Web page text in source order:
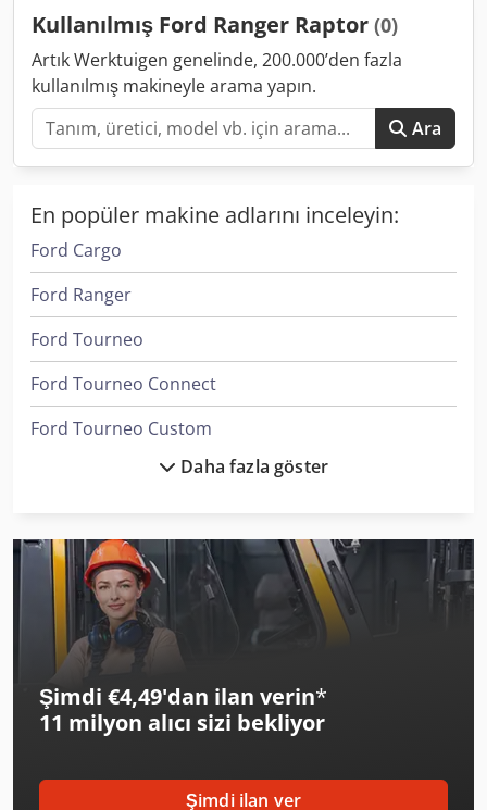
Kullanılmış Ford Ranger Raptor (0)
Artık Werktuigen genelinde, 200.000’den fazla
kullanılmış makineyle arama yapın.
Ara
En popüler makine adlarını inceleyin:
Ford Cargo
Ford Ranger
Ford Tourneo
Ford Tourneo Connect
Ford Tourneo Custom
Ford Transit 200
Ford Transit 300
Ford Transit 350
Ford Transit Bus
Ford Transit Cassone
Ford Transit Connect
Daha fazla göster
Şimdi €4,49'dan ilan verin*
11 milyon alıcı sizi bekliyor
Şimdi ilan ver